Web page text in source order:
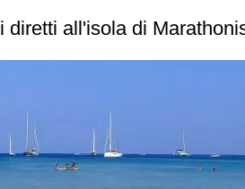
all'isola di